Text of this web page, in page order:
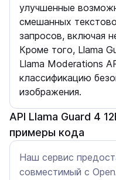
улучшенные
смешанных
запросов, включая
Кроме того, Llama
Llama Moderations
классификацию
изображения.
API Llama Guard 4
примеры кода
Наш сервис
совместимый с